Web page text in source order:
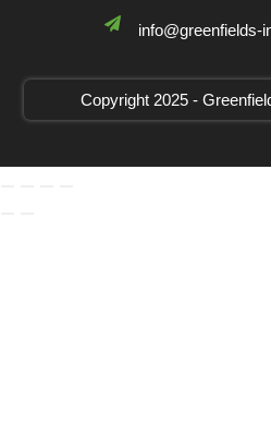
info@greenfields-
Copyright 2025 -